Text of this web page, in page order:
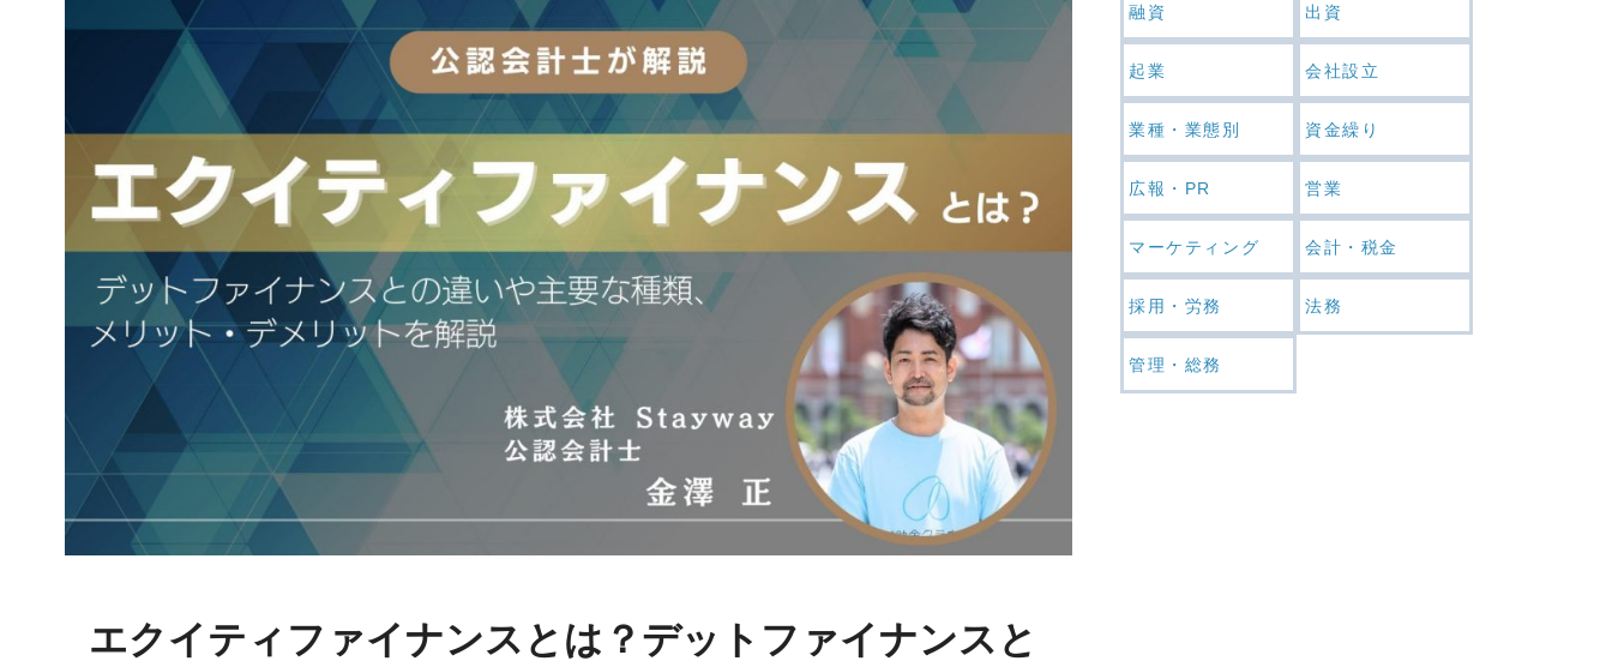
エクイティファイナンスとは？デットファイナンスと
融資 出資
起業 会社設立
業種・業態別 資金繰り
広報・PR 営業
マーケティング 会計・税金
採用・労務 法務
管理・総務